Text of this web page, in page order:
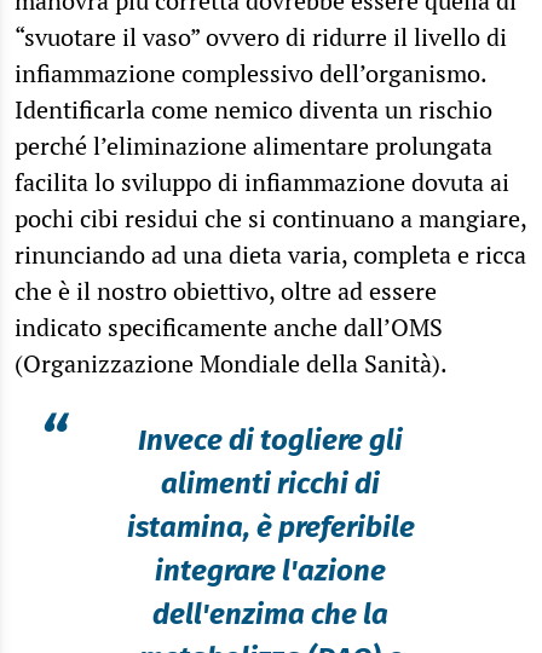
“svuotare il vaso” ovvero di ridurre il livello di
infiammazione complessivo dell’organismo.
Identificarla come nemico diventa un rischio
perché l’eliminazione alimentare prolungata
facilita lo sviluppo di infiammazione dovuta ai
pochi cibi residui che si continuano a mangiare,
rinunciando ad una dieta varia, completa e ricca
che è il nostro obiettivo, oltre ad essere
indicato specificamente anche dall’OMS
(Organizzazione Mondiale della Sanità).
“
Invece di togliere gli
alimenti ricchi di
istamina, è preferibile
integrare l'azione
dell'enzima che la